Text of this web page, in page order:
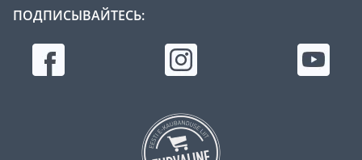
ПОДПИСЫВАЙТЕСЬ: